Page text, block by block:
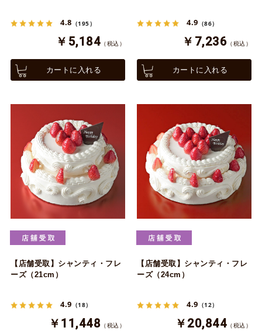
4.8 （195）
￥5,184 （税込）
カートに入れる
4.9 （86）
￥7,236 （税込）
カートに入れる
【店舗受取】シャンティ・フレ
ーズ（21cm）
4.9 （18）
￥11,448 （税込）
【店舗受取】シャンティ・フレ
ーズ（24cm）
4.9 （12）
￥20,844 （税込）